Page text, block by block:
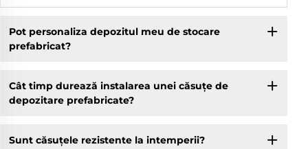
Pot personaliza depozitul meu de stocare
prefabricat?
Cât timp durează instalarea unei căsuțe de
depozitare prefabricate?
Sunt căsuțele rezistente la intemperii?